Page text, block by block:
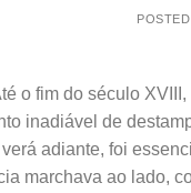
o fim do século
inadiável de
adiante, foi
marchava ao lado,